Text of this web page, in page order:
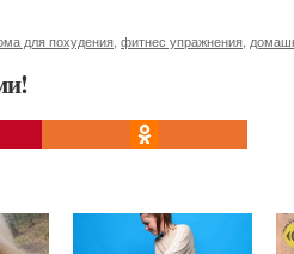
для похудения фитнес упражнения